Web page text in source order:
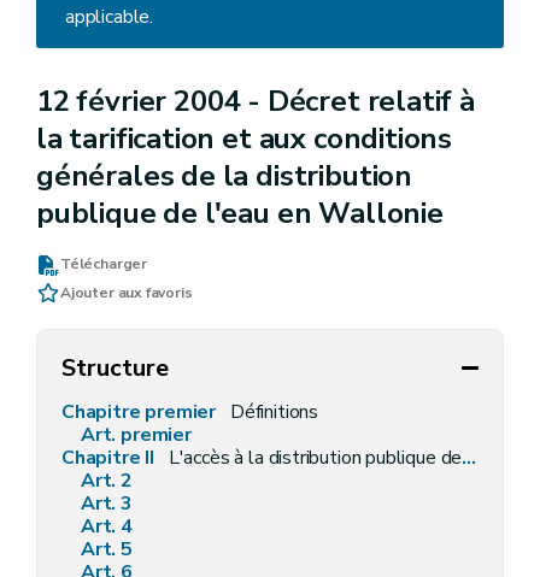
applicable.
12 février 2004 - Décret relatif à
la tarification et aux conditions
générales de la distribution
publique de l'eau en Wallonie
Télécharger
Ajouter aux favoris
Structure
Chapitre premier Définitions
Art. premier
Chapitre II
L'accès à la distribution publique de l'eau et le raccordement
Art. 2
Art. 3
Art. 4
Art. 5